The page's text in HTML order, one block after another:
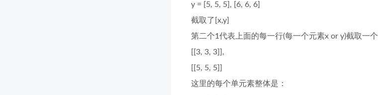
y = [5, 5, 5], [6, 6, 6]
截取了[x,y]
第二个1代表上面的每一行(每一个元素x or y)截取一
[[3, 3, 3]],
[[5, 5, 5]]
这里的每个单元素整体是：